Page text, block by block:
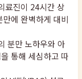
료진이 24시간 상
에 완벽하게 대비
분만 노하우와 아
통해 세심하고 따